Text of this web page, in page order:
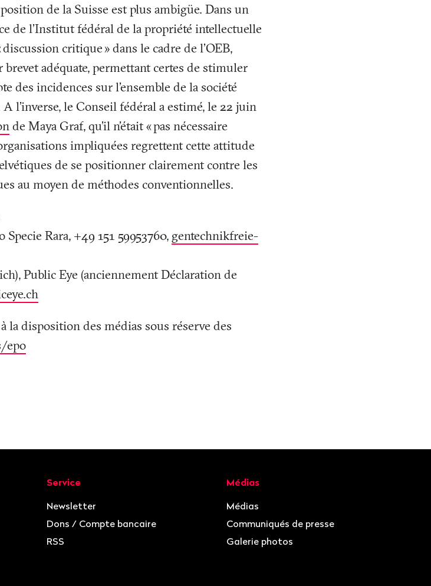
de la Suisse est plus ambigüe. Dans un
de l’Institut fédéral de la propriété intellectuelle
discussion critique» dans le cadre de l’OEB,
adéquate, permettant certes de stimuler
des incidences sur l’ensemble de la société
A l’inverse, le Conseil fédéral a estimé, le 22 juin
de Maya Graf, qu’il n’était «pas nécessaire
impliquées regrettent cette attitude
de se positionner clairement contre les
au moyen de méthodes conventionnelles.
Rara, +49 151 59953760, gentechnikfreie-
Public Eye (anciennement Déclaration de
.ch
la disposition des médias sous réserve des
epo
Service
Newsletter
Dons / Compte bancaire
RSS
Médias
Médias
Communiqués de presse
Galerie photos